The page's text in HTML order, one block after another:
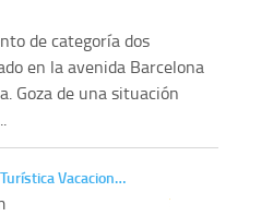
de categoría dos
en la avenida Barcelona
Goza de una situación
Vacacion…